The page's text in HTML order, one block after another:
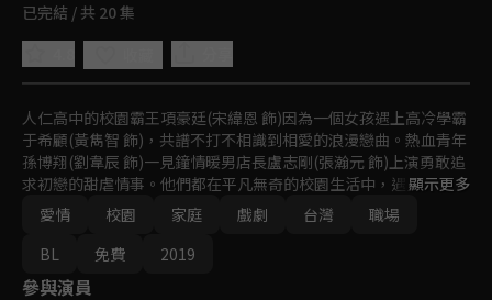
已完結 / 共 20 集
人仁高中的校園霸王項豪廷(宋緯恩 飾)因為一個女孩遇上高冷學霸
于希顧(黃雋智 飾)，共譜不打不相識到相愛的浪漫戀曲。熱血青年
孫博翔(劉韋辰 飾)一見鐘情暖男店長盧志剛(張瀚元 飾)上演勇敢追
求初戀的甜虐情事。他們都在平凡無奇的校園生活中，遇見最好的
那個他！
顯示更多
愛情
校園 家庭 戲劇 台灣
職場
BL
免費 2019
參與演員